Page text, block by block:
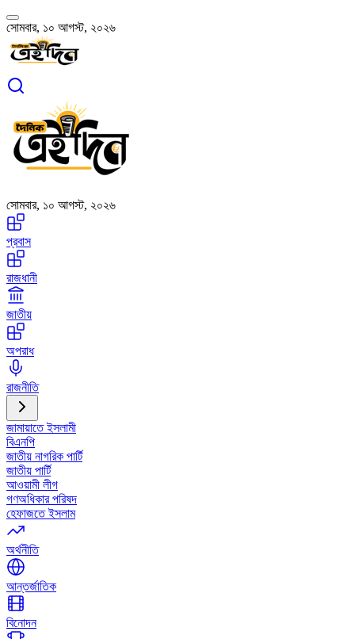
সোমবার, ১০ আগস্ট, ২০২৬
সোমবার, ১০ আগস্ট, ২০২৬
প্রবাস
রাজধানী
জাতীয়
অপরাধ
রাজনীতি
জামায়াতে ইসলামী
বিএনপি
জাতীয় নাগরিক পার্টি
জাতীয় পার্টি
আওয়ামী লীগ
গণঅধিকার পরিষদ
হেফাজতে ইসলাম
অর্থনীতি
আন্তর্জাতিক
বিনোদন